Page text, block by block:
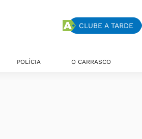
CLUBE A TARDE
POLÍCIA O CARRASCO